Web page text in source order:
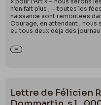
n’en fait plus ; – toutes les
naissance sont remontées
Courage, en attendant ; nous
eu tous deux déja des journau
Lettre de Félicien